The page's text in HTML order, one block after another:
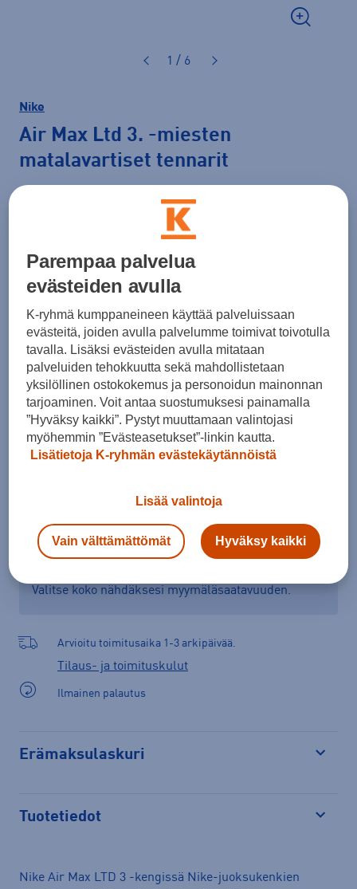
1 / 6
Nike
Air Max Ltd 3. -miesten
matalavartiset tennarit
Koko
41 42 42,5 43 44
Kokotaulukko
Lisää ostoskoriin
Tarkista saatavuus ja tilaa myymälästä
Verkkokauppa: Ei saatavilla Myymälät: Saatavilla
Valitse koko nähdäksesi myymäläsaatavuuden.
Arvioitu toimitusaika 1-3 arkipäivää.
Tilaus- ja toimituskulut
Ilmainen palautus
Erämaksulaskuri
Tuotetiedot
Nike Air Max LTD 3 -kengissä Nike-juoksukenkien
Parempaa palvelua
evästeiden avulla
K-ryhmä kumppaneineen käyttää palveluissaan
evästeitä, joiden avulla palvelumme toimivat toivotulla
tavalla. Lisäksi evästeiden avulla mitataan
palveluiden tehokkuutta sekä mahdollistetaan
yksilöllinen ostokokemus ja personoidun mainonnan
tarjoaminen. Voit antaa suostumuksesi painamalla
”Hyväksy kaikki”. Pystyt muuttamaan valintojasi
myöhemmin ”Evästeasetukset”-linkin kautta.
Lisätietoja K-ryhmän evästekäytännöistä
Lisää valintoja
Vain välttämättömät Hyväksy kaikki